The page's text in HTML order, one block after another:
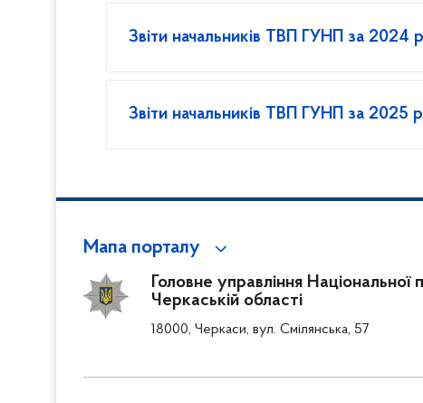
Звіти начальників ТВП ГУНП за 2024
Звіти начальників ТВП ГУНП за 2025
Мапа порталу
Головне управління Національної
Черкаській області
18000, Черкаси, вул. Смілянська, 57